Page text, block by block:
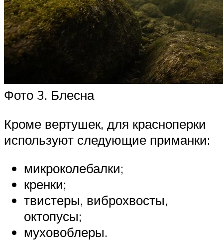
Фото 3. Блесна
Кроме вертушек, для красноперки
используют следующие приманки:
микроколебалки;
кренки;
твистеры, виброхвосты,
октопусы;
муховоблеры.